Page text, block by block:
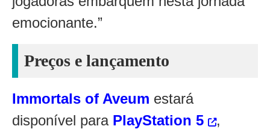
emocionante.”
Preços e lançamento
Immortals of Aveum estará
disponível para PlayStation 5
,